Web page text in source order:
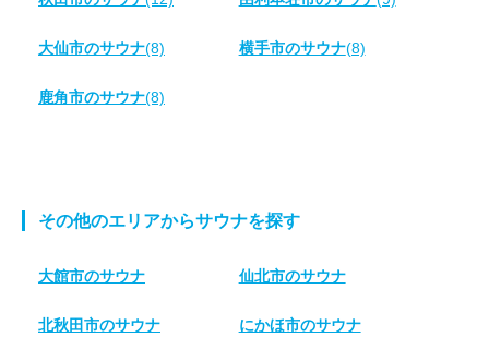
大仙市のサウナ(8) 横手市のサウナ(8)
鹿角市のサウナ(8)
その他のエリアからサウナを探す
大館市のサウナ 仙北市のサウナ
北秋田市のサウナ にかほ市のサウナ